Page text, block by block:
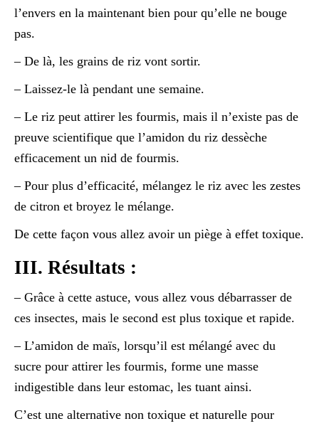
l’envers en la maintenant bien pour qu’elle ne bouge
pas.
– De là, les grains de riz vont sortir.
– Laissez-le là pendant une semaine.
– Le riz peut attirer les fourmis, mais il n’existe pas de
preuve scientifique que l’amidon du riz dessèche
efficacement un nid de fourmis.
– Pour plus d’efficacité, mélangez le riz avec les zestes
de citron et broyez le mélange.
De cette façon vous allez avoir un piège à effet toxique.
III. Résultats :
– Grâce à cette astuce, vous allez vous débarrasser de
ces insectes, mais le second est plus toxique et rapide.
– L’amidon de maïs, lorsqu’il est mélangé avec du
sucre pour attirer les fourmis, forme une masse
indigestible dans leur estomac, les tuant ainsi.
C’est une alternative non toxique et naturelle pour